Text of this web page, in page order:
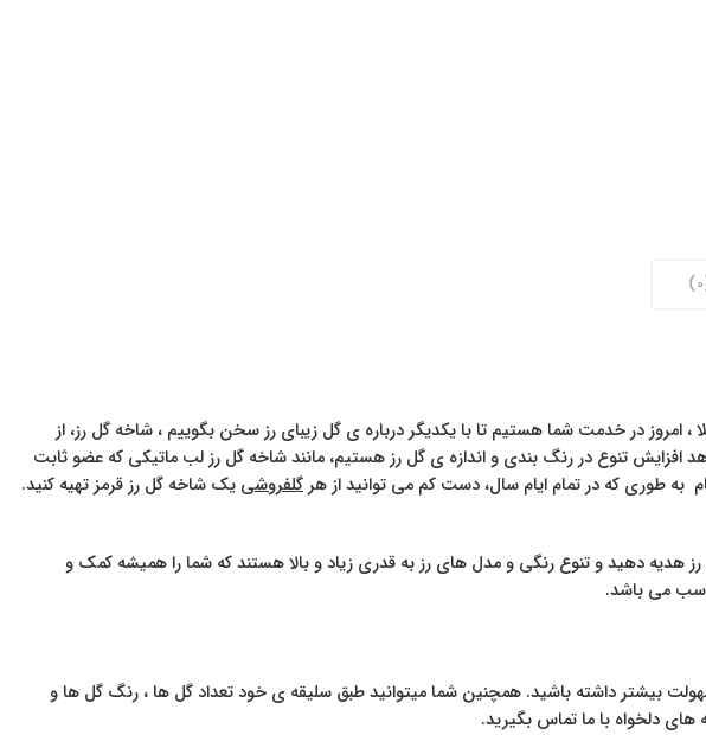
در خدمت شما هستیم تا با یکدیگر درباره ی گل زیبای رز سخن بگوییم ، شاخه گل رز، از
تنوع در رنگ بندی و اندازه ی گل رز هستیم، مانند شاخه گل رز لب ماتیکی که عضو ثابت
به طوری که در تمام ایام سال، دست کم می توانید از هر گلفروشی یک شاخه گل رز قرمز تهیه کنید.
هدیه دهید و تنوع رنگی و مدل های رز به قدری زیاد و بالا هستند که شما را همیشه کمک و
می باشد.
بیشتر داشته باشید. همچنین شما میتوانید طبق سلیقه ی خود تعداد گل ها ، رنگ گل ها و
دلخواه با ما تماس بگیرید.